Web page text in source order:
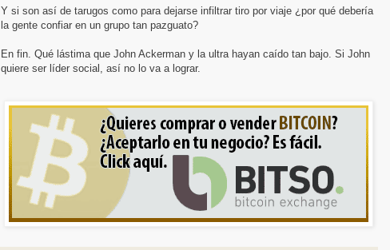
Y si son así de tarugos como para dejarse infiltrar tiro por viaje ¿por qué debería
la gente confiar en un grupo tan pazguato?
En fin. Qué lástima que John Ackerman y la ultra hayan caído tan bajo. Si John
quiere ser líder social, así no lo va a lograr.